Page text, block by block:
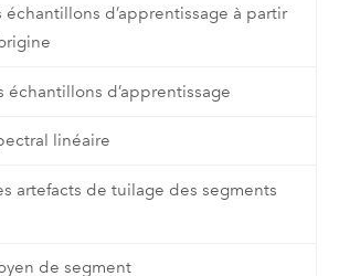
échantillons d’apprentissage à partir
échantillons d’apprentissage
linéaire
artefacts de tuilage des segments
de segment